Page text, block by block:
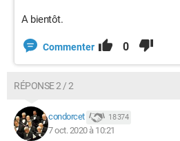
A bientôt.
Commenter 0
RÉPONSE 2 / 2
condorcet 18 374
7 oct. 2020 à 10:21